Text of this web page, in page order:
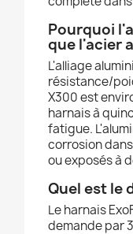
Pourquoi
que l'acier
L'alliage
résistance/
X300 est
harnais à
fatigue.
corrosion
ou exposés à
Quel est le
Le harnais
demande par